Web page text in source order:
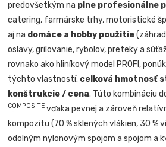
predovšetkým na plne profesionálne
catering, farmárske trhy, motoristické
aj na domáce a hobby použitie
oslavy, grilovanie, rybolov, preteky a
rovnako ako hliníkový model PROFI,
týchto vlastností: celková hmotnosť
konštrukcie / cena. Túto kombináciu
COMPOSITE vďaka pevnej a zároveň
kompozitu (70 % sklených vlákien, 30 %
odolným nylonovým spojom a spojom a